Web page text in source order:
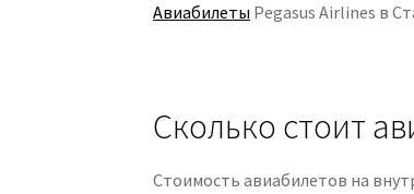
Авиабилеты Pegasus Airlines в
Сколько стоит
Стоимость авиабилетов на